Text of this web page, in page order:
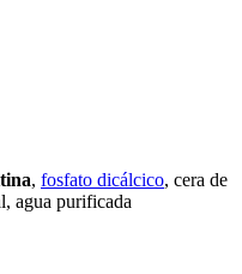
, fosfato dicálcico, cera de
agua purificada